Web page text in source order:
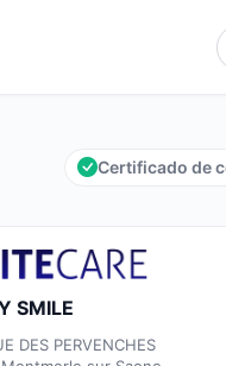
Certificado de
SMILE
DES PERVENCHES